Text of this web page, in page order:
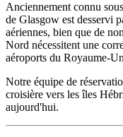
Anciennement connu
de Glasgow est desservi
aériennes, bien que de
Nord nécessitent une
aéroports du Royaume-
Notre équipe de
croisière vers les îles
aujourd'hui.